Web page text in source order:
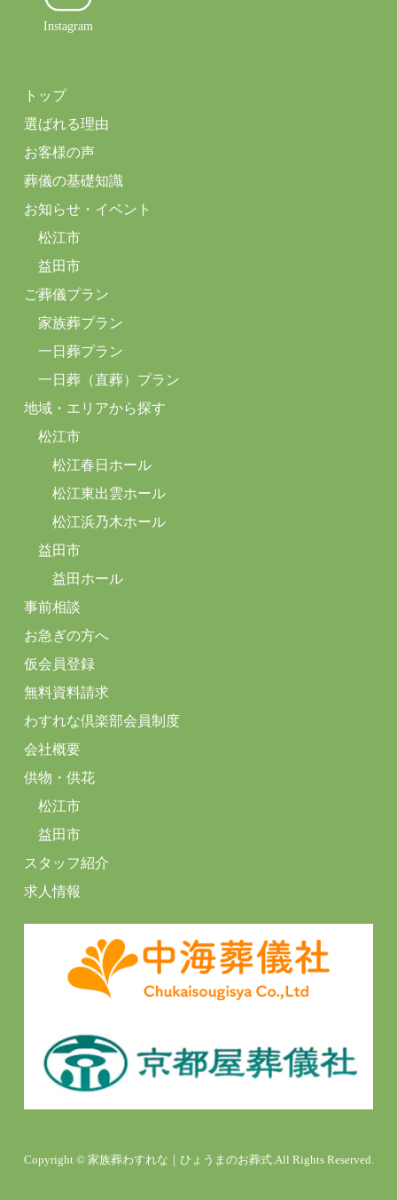
Instagram
トップ
選ばれる理由
お客様の声
葬儀の基礎知識
お知らせ・イベント
松江市
益田市
ご葬儀プラン
家族葬プラン
一日葬プラン
一日葬（直葬）プラン
地域・エリアから探す
松江市
松江春日ホール
松江東出雲ホール
松江浜乃木ホール
益田市
益田ホール
事前相談
お急ぎの方へ
仮会員登録
無料資料請求
わすれな倶楽部会員制度
会社概要
供物・供花
松江市
益田市
スタッフ紹介
求人情報
Copyright © 家族葬わすれな｜ひょうまのお葬式.All Rights Reserved.